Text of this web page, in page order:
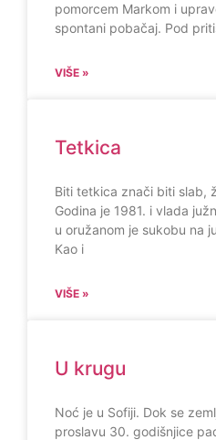
pomorcem Markom i
spontani pobačaj. Pod
VIŠE »
Tetkica
Biti tetkica znači biti slab,
Godina je 1981. i vlada
u oružanom je sukobu na
Kao i
VIŠE »
U krugu
Noć je u Sofiji. Dok se
proslavu 30. godišnjice